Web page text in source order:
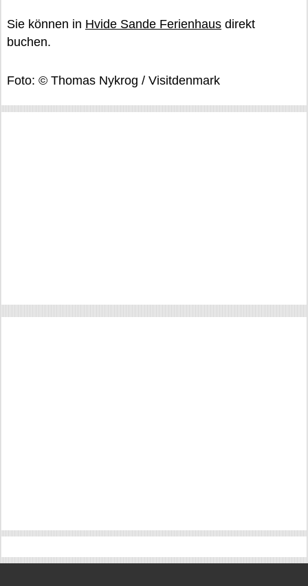
Sie können in Hvide Sande Ferienhaus direkt
buchen.
Foto: © Thomas Nykrog / Visitdenmark